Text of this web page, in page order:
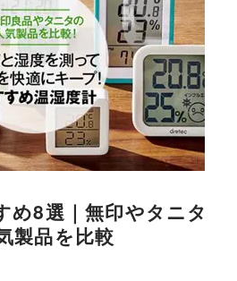
め8選｜無印やタニタ
製品を比較